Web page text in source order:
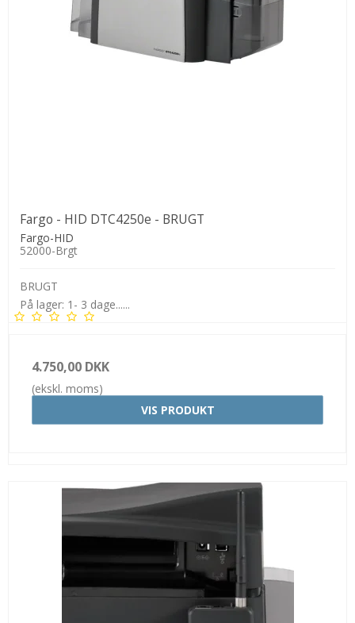
Fargo - HID DTC4250e - BRUGT
Fargo-HID
52000-Brgt
BRUGT
På lager: 1- 3 dage......
4.750,00 DKK
(ekskl. moms)
VIS PRODUKT